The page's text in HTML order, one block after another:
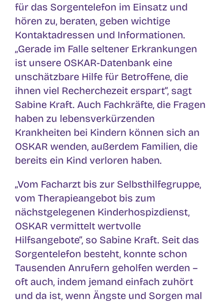
für das Sorgentelefon im Einsatz und
hören zu, beraten, geben wichtige
Kontaktadressen und Informationen.
„Gerade im Falle seltener Erkrankungen
ist unsere OSKAR-Datenbank eine
unschätzbare Hilfe für Betroffene, die
ihnen viel Recherchezeit erspart“, sagt
Sabine Kraft. Auch Fachkräfte, die Fragen
haben zu lebensverkürzenden
Krankheiten bei Kindern können sich an
OSKAR wenden, außerdem Familien, die
bereits ein Kind verloren haben.
„Vom Facharzt bis zur Selbsthilfegruppe,
vom Therapieangebot bis zum
nächstgelegenen Kinderhospizdienst,
OSKAR vermittelt wertvolle
Hilfsangebote“, so Sabine Kraft. Seit das
Sorgentelefon besteht, konnte schon
Tausenden Anrufern geholfen werden –
oft auch, indem jemand einfach zuhört
und da ist, wenn Ängste und Sorgen mal